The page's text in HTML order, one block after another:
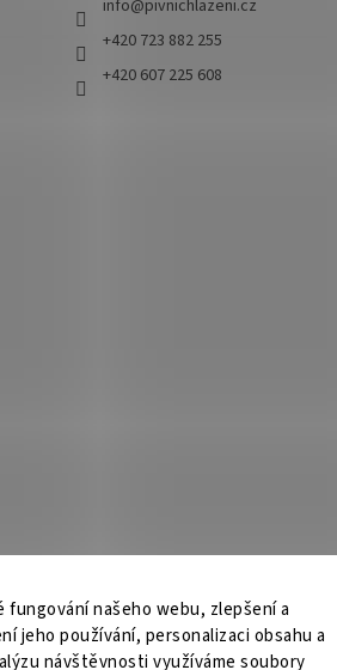
fungování našeho webu, zlepšení a
jeho používání, personalizaci obsahu a
návštěvnosti využíváme soubory
info@pivnichlazeni.cz
+420 723 882 255
+420 607 225 608
OSMO CZ Barvy Příbram Obchodní